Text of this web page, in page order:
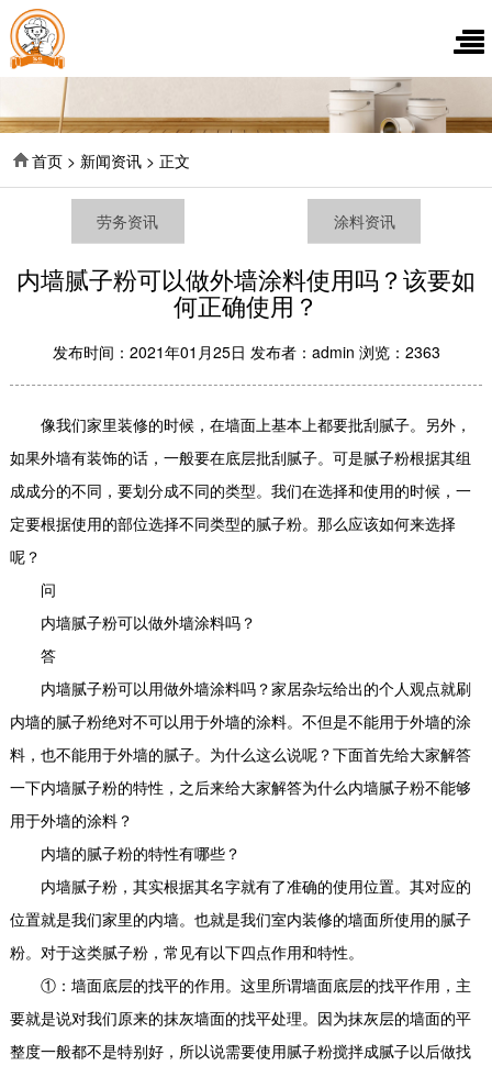
首页 > 新闻资讯 > 正文
劳务资讯 涂料资讯
内墙腻子粉可以做外墙涂料使用吗？该要如
何正确使用？
发布时间：2021年01月25日 发布者：admin 浏览：2363
像我们家里装修的时候，在墙面上基本上都要批刮腻子。另外，
如果外墙有装饰的话，一般要在底层批刮腻子。可是腻子粉根据其组
成成分的不同，要划分成不同的类型。我们在选择和使用的时候，一
定要根据使用的部位选择不同类型的腻子粉。那么应该如何来选择
呢？
问
内墙腻子粉可以做外墙涂料吗？
答
内墙腻子粉可以用做外墙涂料吗？家居杂坛给出的个人观点就刷
内墙的腻子粉绝对不可以用于外墙的涂料。不但是不能用于外墙的涂
料，也不能用于外墙的腻子。为什么这么说呢？下面首先给大家解答
一下内墙腻子粉的特性，之后来给大家解答为什么内墙腻子粉不能够
用于外墙的涂料？
内墙的腻子粉的特性有哪些？
内墙腻子粉，其实根据其名字就有了准确的使用位置。其对应的
位置就是我们家里的内墙。也就是我们室内装修的墙面所使用的腻子
粉。对于这类腻子粉，常见有以下四点作用和特性。
①：墙面底层的找平的作用。这里所谓墙面底层的找平作用，主
要就是说对我们原来的抹灰墙面的找平处理。因为抹灰层的墙面的平
整度一般都不是特别好，所以说需要使用腻子粉搅拌成腻子以后做找